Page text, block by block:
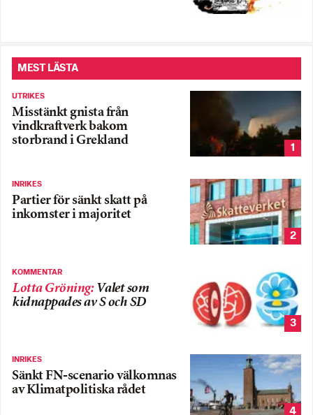
MEST LÄSTA
UTRIKES
Misstänkt gnista från
vindkraftverk bakom
storbrand i Grekland
1
INRIKES
Partier för sänkt skatt på
inkomster i majoritet
2
KOMMENTAR
Lotta Gröning: Valet som
kidnappades av S och SD
3
INRIKES
Sänkt FN-scenario välkomnas
av Klimatpolitiska rådet
4